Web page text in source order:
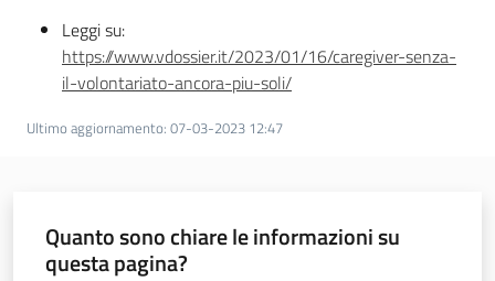
Leggi su:
https://www.vdossier.it/2023/01/16/caregiver-senza-
il-volontariato-ancora-piu-soli/
Ultimo aggiornamento: 07-03-2023 12:47
Quanto sono chiare le informazioni su
questa pagina?